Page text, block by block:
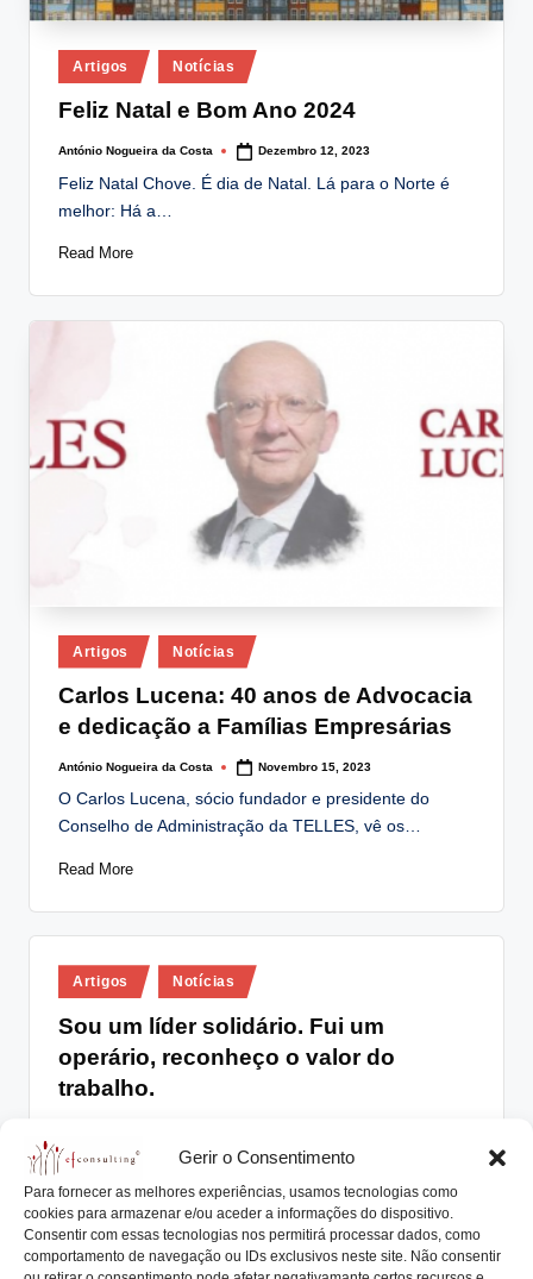
Gerir o Consentimento
Para fornecer as melhores experiências, usamos tecnologias como
cookies para armazenar e/ou aceder a informações do dispositivo.
Consentir com essas tecnologias nos permitirá processar dados, como
comportamento de navegação ou IDs exclusivos neste site. Não consentir
Posted
in
Artigos Notícias
Feliz Natal e Bom Ano 2024
Posted
António Nogueira da Costa Dezembro 12, 2023
Feliz Natal Chove. É dia de Natal. Lá para o Norte é
melhor: Há a…
Read More
Posted
in
Artigos Notícias
Carlos Lucena: 40 anos de Advocacia
e dedicação a Famílias Empresárias
Posted
António Nogueira da Costa Novembro 15, 2023
O Carlos Lucena, sócio fundador e presidente do
Conselho de Administração da TELLES, vê os…
Read More
Posted
in
Artigos Notícias
Sou um líder solidário. Fui um
operário, reconheço o valor do
trabalho.
by
"Sou um líder solidário. Fui um operário, reconheço o
valor do trabalho", é assim uma…
Read More